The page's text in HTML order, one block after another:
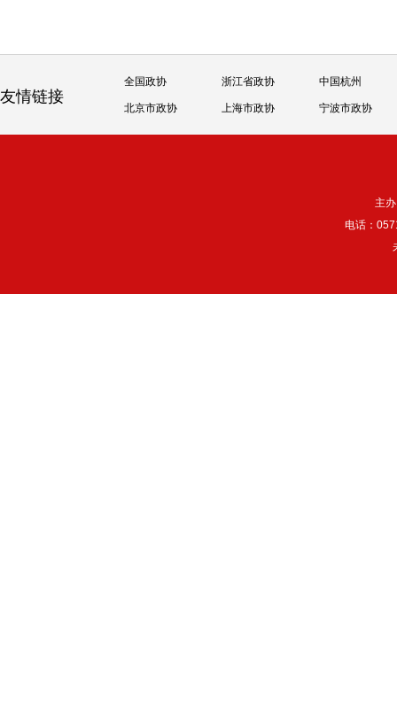
友情链接
全国政协 浙江省政协 中国杭州
北京市政协 上海市政协 宁波市政协
主
电话：